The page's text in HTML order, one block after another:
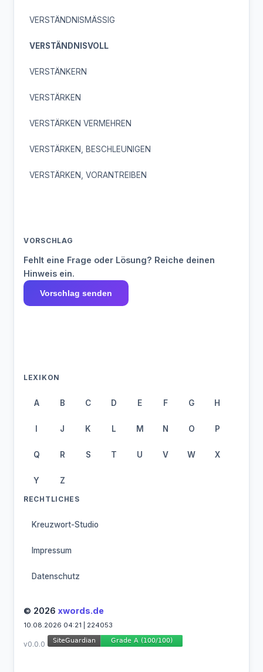
VERSTÄNDNISMÄSSIG
VERSTÄNDNISVOLL
VERSTÄNKERN
VERSTÄRKEN
VERSTÄRKEN VERMEHREN
VERSTÄRKEN, BESCHLEUNIGEN
VERSTÄRKEN, VORANTREIBEN
VORSCHLAG
Fehlt eine Frage oder Lösung? Reiche deinen
Hinweis ein.
Vorschlag senden
LEXIKON
A B C D E F G H
I J K L M N O P
Q R S T U V W X
Y Z
RECHTLICHES
Kreuzwort-Studio
Impressum
Datenschutz
© 2026 xwords.de
10.08.2026 04:21 | 224053
v0.0.0